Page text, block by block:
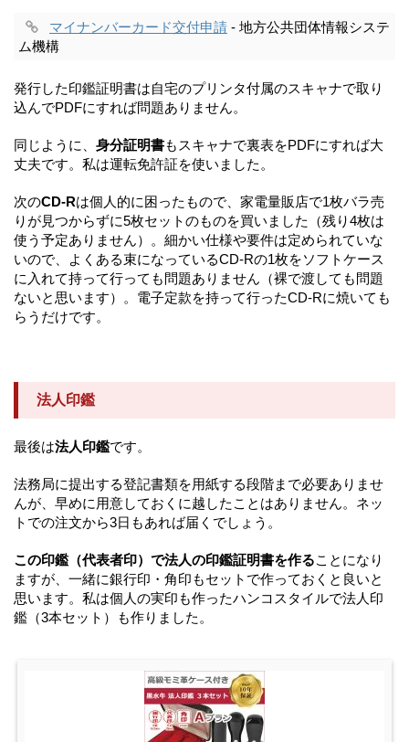
マイナンバーカード交付申請 - 地方公共団体情報システ
ム機構
発行した印鑑証明書は自宅のプリンタ付属のスキャナで取り
込んでPDFにすれば問題ありません。
同じように、 身分証明書もスキャナで裏表をPDFにすれば大
丈夫です。私は運転免許証を使いました。
次のCD-Rは個人的に困ったもので、家電量販店で1枚バラ売
りが見つからずに5枚セットのものを買いました（残り4枚は
使う予定ありません）。細かい仕様や要件は定められていな
いので、よくある束になっているCD-Rの1枚をソフトケース
に入れて持って行っても問題ありません（裸で渡しても問題
ないと思います）。電子定款を持って行ったCD-Rに焼いても
らうだけです。
法人印鑑
最後は法人印鑑です。
法務局に提出する登記書類を用紙する段階まで必要ありませ
んが、早めに用意しておくに越したことはありません。ネッ
トでの注文から3日もあれば届くでしょう。
この印鑑（代表者印）で法人の印鑑証明書を作ることになり
ますが、一緒に銀行印・角印もセットで作っておくと良いと
思います。私は個人の実印も作ったハンコスタイルで法人印
鑑（3本セット）も作りました。